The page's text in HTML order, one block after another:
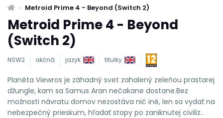
Metroid Prime 4 - Beyond (Switch 2)
Metroid Prime 4 - Beyond
(Switch 2)
NSW2 akčná jazyk titulky
Planéta Viewros je záhadný svet zahalený zeleňou prastarej
džungle, kam sa Samus Aran nečakane dostane.Bez
možnosti návratu domov nezostáva nič iné, len sa vydať na
nebezpečný prieskum, hľadať stopy po zaniknutej civiliz..